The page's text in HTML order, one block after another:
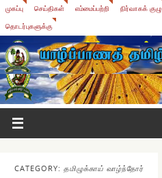
முகப்பு செய்திகள் எம்மைப்பற்றி நிர்வாகக் குழு
தொடர்புகளுக்கு
CATEGORY: தமிழுக்காய் வாழ்ந்தோர்